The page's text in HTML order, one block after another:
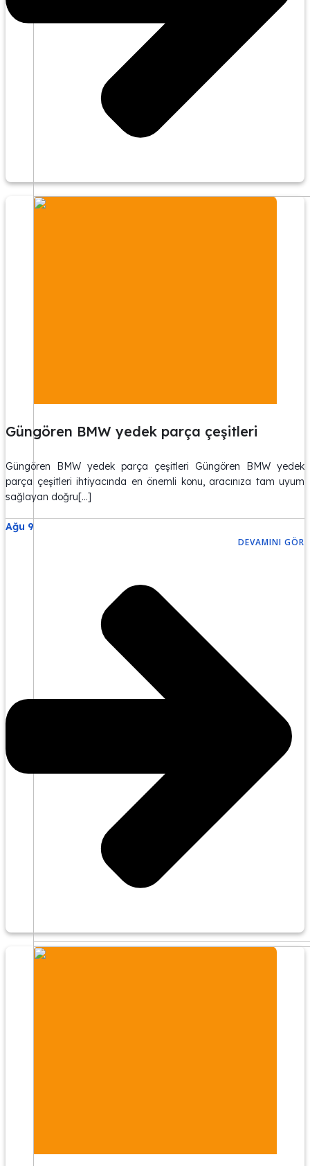
Güngören BMW yedek parça çeşitleri
Güngören BMW yedek parça çeşitleri Güngören BMW yedek
parça çeşitleri ihtiyacında en önemli konu, aracınıza tam uyum
sağlayan doğru[…]
Ağu 9
DEVAMINI GÖR